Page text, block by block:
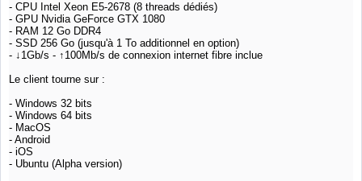
- CPU Intel Xeon E5-2678 (8 threads dédiés)
- GPU Nvidia GeForce GTX 1080
- RAM 12 Go DDR4
- SSD 256 Go (jusqu'à 1 To additionnel en option)
- ↓1Gb/s - ↑100Mb/s de connexion internet fibre inclue
Le client tourne sur :
- Windows 32 bits
- Windows 64 bits
- MacOS
- Android
- iOS
- Ubuntu (Alpha version)